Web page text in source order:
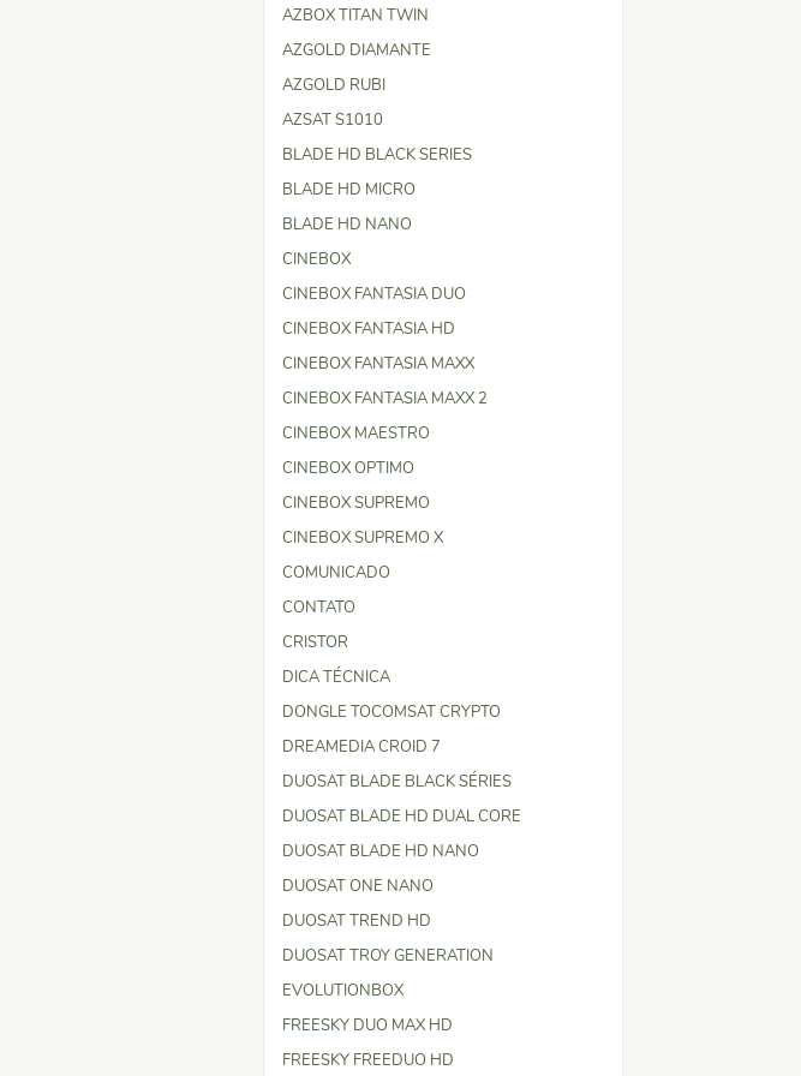
AZBOX TITAN TWIN
AZGOLD DIAMANTE
AZGOLD RUBI
AZSAT S1010
BLADE HD BLACK SERIES
BLADE HD MICRO
BLADE HD NANO
CINEBOX
CINEBOX FANTASIA DUO
CINEBOX FANTASIA HD
CINEBOX FANTASIA MAXX
CINEBOX FANTASIA MAXX 2
CINEBOX MAESTRO
CINEBOX OPTIMO
CINEBOX SUPREMO
CINEBOX SUPREMO X
COMUNICADO
CONTATO
CRISTOR
DICA TÉCNICA
DONGLE TOCOMSAT CRYPTO
DREAMEDIA CROID 7
DUOSAT BLADE BLACK SÉRIES
DUOSAT BLADE HD DUAL CORE
DUOSAT BLADE HD NANO
DUOSAT ONE NANO
DUOSAT TREND HD
DUOSAT TROY GENERATION
EVOLUTIONBOX
FREESKY DUO MAX HD
FREESKY FREEDUO HD